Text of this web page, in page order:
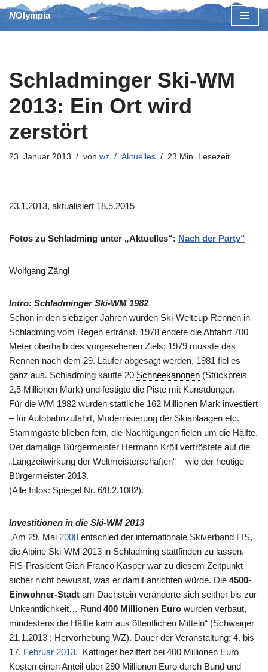
Zum
NOlympia
Schladminger Ski-WM
2013: Ein Ort wird
zerstört
23. Januar 2013 von wz Aktuelles 23 Min. Lesezeit
23.1.2013, aktualisiert 18.5.2015
Fotos zu Schladming unter „Aktuelles“: Nach der Party“
Wolfgang Zängl
Intro: Schladminger Ski-WM 1982
Schon in den siebziger Jahren wurden Ski-Weltcup-Rennen in
Schladming vom Regen ertränkt. 1978 endete die Abfahrt 700
Meter oberhalb des vorgesehenen Ziels; 1979 musste das
Rennen nach dem 29. Läufer abgesagt werden, 1981 fiel es
ganz aus. Schladming kaufte 20 Schneekanonen (Stückpreis
2,5 Millionen Mark) und festigte die Piste mit Kunstdünger.
Für die WM 1982 wurden stattliche 162 Millionen Mark investiert
– für Autobahnzufahrt, Modernisierung der Skianlaagen etc.
Stammgäste blieben fern, die Nächtigungen fielen um die Hälfte.
Der damalige Bürgermeister Hermann Kröll vertröstete auf die
„Langzeitwirkung der Weltmeisterschaften“ – wie der heutige
Bürgermeister 2013.
(Alle Infos: Spiegel Nr. 6/8.2.1082).
Investitionen in die Ski-WM 2013
„Am 29. Mai 2008 entschied der internationale Skiverband FIS,
die Alpine Ski-WM 2013 in Schladming stattfinden zu lassen.
FIS-Präsident Gian-Franco Kasper war zu diesem Zeitpunkt
sicher nicht bewusst, was er damit anrichten würde. Die 4500-
Einwohner-Stadt am Dachstein veränderte sich seither bis zur
Unkenntlichkeit… Rund 400 Millionen Euro wurden verbaut,
mindestens die Hälfte kam aus öffentlichen Mitteln“ (Schwaiger
21.1.2013 ; Hervorhebung WZ). Dauer der Veranstaltung: 4. bis
17. Februar 2013. Kattinger beziffert bei 400 Millionen Euro
Kosten einen Anteil über 290 Millionen Euro durch Bund und